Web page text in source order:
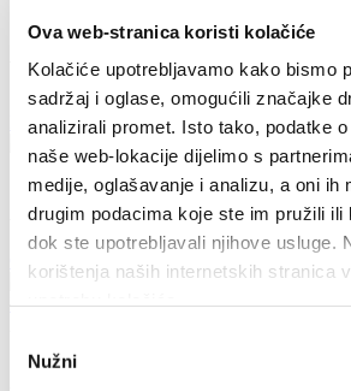
Ova web-stranica koristi kolačiće
Kolačiće upotrebljavamo kako bismo
sadržaj i oglase, omogućili značajke
analizirali promet. Isto tako, podatke
naše web-lokacije dijelimo s
medije, oglašavanje i analizu, a oni ih
drugim podacima koje ste im pružili ili
dok ste upotrebljavali njihove usluge.
korištenja naših internetskih stranica
pristanka
Nužni
17 lipca 2016 Kaštel Sućurac
Wydarzenia
Dowiedz się więcej
17 sierpnia 2026
Arias under the stars
Czytaj więcej
17th DAYS OF TRADITION, ECO